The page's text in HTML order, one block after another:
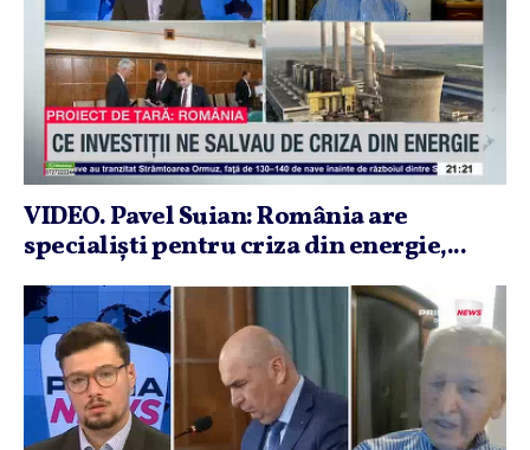
VIDEO. Pavel Suian: România are
specialişti pentru criza din energie,...